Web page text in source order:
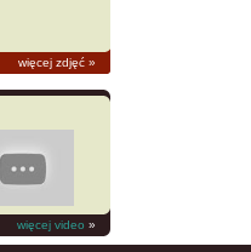
więcej zdjęć »
więcej video »